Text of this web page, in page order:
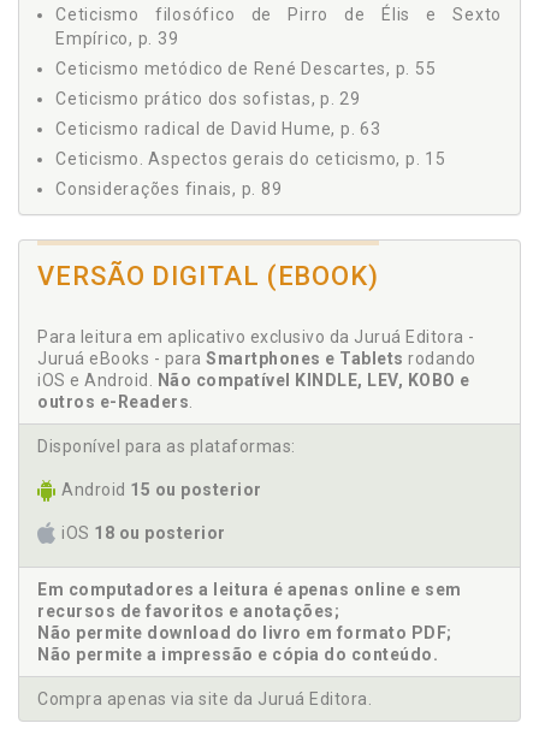
Ceticismo filosófico de Pirro de Élis e Sexto
Empírico, p. 39
Ceticismo metódico de René Descartes, p. 55
Ceticismo prático dos sofistas, p. 29
Ceticismo radical de David Hume, p. 63
Ceticismo. Aspectos gerais do ceticismo, p. 15
Considerações finais, p. 89
D
David Hume. Ceticismo radical de David Hume, p. 63
F
Fideísmo: o ceticismo cristão, p. 73
Sexto Empírico, p. 39
I
Introdução, p. 7
M
Metodismo. Ceticismo metódico de René Descartes,
p. 55
Michel de Montaigne. Ceticismo de Michel de
VERSÃO DIGITAL (EBOOK)
Para leitura em aplicativo exclusivo da Juruá Editora -
Juruá eBooks - para Smartphones e Tablets rodando
iOS e Android. Não compatível KINDLE, LEV, KOBO e
outros e-Readers.
Disponível para as plataformas:
Android 15 ou posterior
iOS 18 ou posterior
Em computadores a leitura é apenas online e sem
recursos de favoritos e anotações;
Não permite download do livro em formato PDF;
Não permite a impressão e cópia do conteúdo.
Compra apenas via site da Juruá Editora.